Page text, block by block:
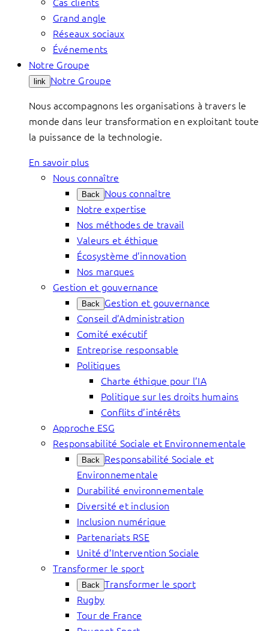
Grand angle
Réseaux sociaux
Événements
Notre Groupe
link Notre Groupe
Nous accompagnons les organisations à travers le
monde dans leur transformation en exploitant toute
la puissance de la technologie.
En savoir plus
Nous connaître
Back Nous connaître
Notre expertise
Nos méthodes de travail
Valeurs et éthique
Écosystème d’innovation
Nos marques
Gestion et gouvernance
Back Gestion et gouvernance
Conseil d’Administration
Comité exécutif
Entreprise responsable
Politiques
Charte éthique pour l’IA
Politique sur les droits humains
Conflits d’intérêts
Approche ESG
Responsabilité Sociale et Environnementale
Back Responsabilité Sociale et
Environnementale
Durabilité environnementale
Diversité et inclusion
Inclusion numérique
Partenariats RSE
Unité d’Intervention Sociale
Transformer le sport
Back Transformer le sport
Rugby
Tour de France